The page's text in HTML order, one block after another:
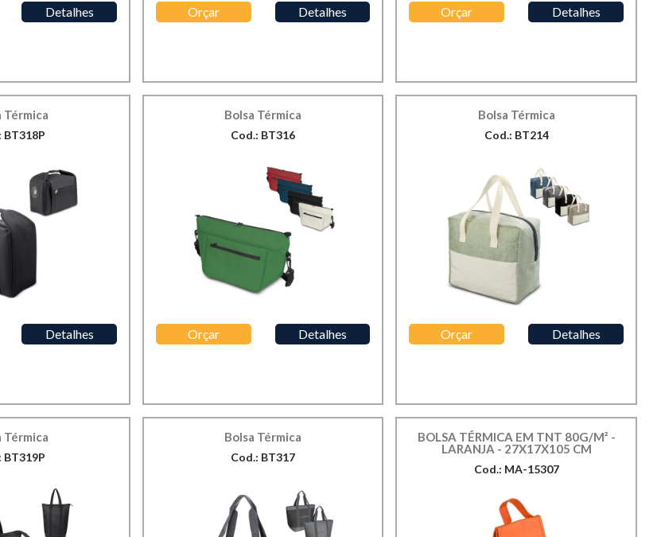
Detalhes Orçar Detalhes Orçar Detalhes
Térmica
BT318P
Detalhes
Bolsa Térmica
Cod.: BT316
Orçar Detalhes
Bolsa Térmica
Cod.: BT214
Orçar Detalhes
Térmica
BT319P
Bolsa Térmica
Cod.: BT317
BOLSA TÉRMICA EM TNT 80G/M² -
LARANJA - 27X17X105 CM
Cod.: MA-15307